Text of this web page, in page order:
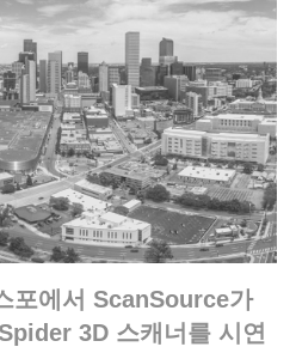
포에서 ScanSource가
3D 스캐너를 시연